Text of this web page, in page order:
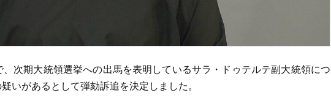
次期大統領選挙への出馬を表明しているサラ・ドゥテルテ副大統領につ
いがあるとして弾劾訴追を決定しました。